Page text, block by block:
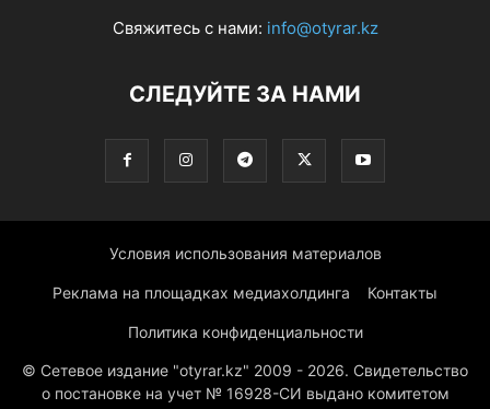
Свяжитесь с нами: info@otyrar.kz
СЛЕДУЙТЕ ЗА НАМИ
Условия использования материалов
Реклама на площадках медиахолдинга Контакты
Политика конфиденциальности
© Сетевое издание "otyrar.kz" 2009 - 2026. Свидетельство
о постановке на учет № 16928-СИ выдано комитетом